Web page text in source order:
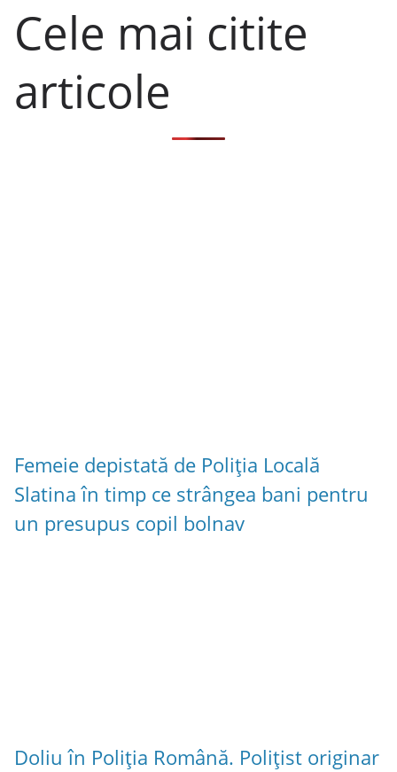
Cele mai citite
articole
Femeie depistată de Poliția Locală
Slatina în timp ce strângea bani pentru
un presupus copil bolnav
Doliu în Poliția Română. Polițist originar